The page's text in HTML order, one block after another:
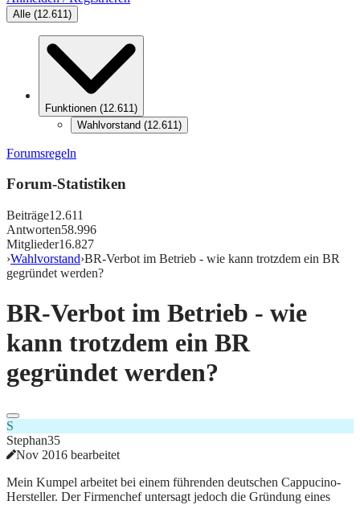
Alle (12.611)
Funktionen (12.611)
Wahlvorstand (12.611)
Forumsregeln
Forum-Statistiken
Beiträge12.611
Antworten58.996
Mitglieder16.827
›Wahlvorstand›BR-Verbot im Betrieb - wie kann trotzdem ein BR
gegründet werden?
BR-Verbot im Betrieb - wie
kann trotzdem ein BR
gegründet werden?
S
Stephan35
Nov 2016 bearbeitet
Mein Kumpel arbeitet bei einem führenden deutschen Cappucino-
Hersteller. Der Firmenchef untersagt jedoch die Gründung eines